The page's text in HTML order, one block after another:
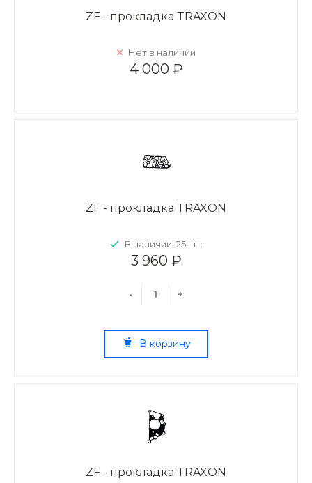
ZF - прокладка TRAXON
Нет в наличии
4 000 ₽
ZF - прокладка TRAXON
В наличии: 25 шт.
3 960 ₽
- +
В корзину
ZF - прокладка TRAXON